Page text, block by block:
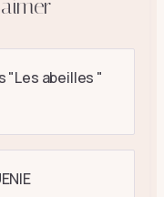
"Les abeilles "